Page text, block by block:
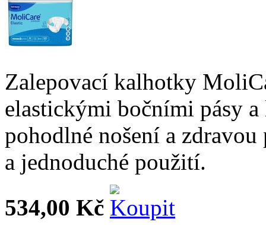
Zalepovací kalhotky
elastickými bočními pásy
pohodlné nošení a
a jednoduché použití.
534,00 Kč